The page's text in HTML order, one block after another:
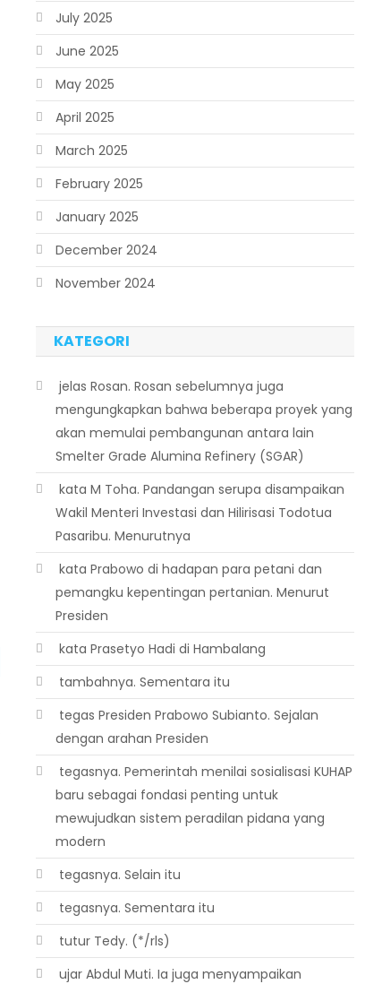
July 2025
June 2025
May 2025
April 2025
March 2025
February 2025
January 2025
December 2024
November 2024
KATEGORI
 jelas Rosan. Rosan sebelumnya juga
mengungkapkan bahwa beberapa proyek yang
akan memulai pembangunan antara lain
Smelter Grade Alumina Refinery (SGAR)
 kata M Toha. Pandangan serupa disampaikan
Wakil Menteri Investasi dan Hilirisasi Todotua
Pasaribu. Menurutnya
 kata Prabowo di hadapan para petani dan
pemangku kepentingan pertanian. Menurut
Presiden
 kata Prasetyo Hadi di Hambalang
 tambahnya. Sementara itu
 tegas Presiden Prabowo Subianto. Sejalan
dengan arahan Presiden
 tegasnya. Pemerintah menilai sosialisasi KUHAP
baru sebagai fondasi penting untuk
mewujudkan sistem peradilan pidana yang
modern
 tegasnya. Selain itu
 tegasnya. Sementara itu
 tutur Tedy. (*/rls)
 ujar Abdul Muti. Ia juga menyampaikan